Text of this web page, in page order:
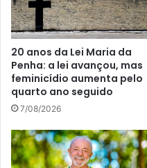
20 anos da Lei Maria da
Penha: a lei avançou, mas
feminicídio aumenta pelo
quarto ano seguido
7/08/2026